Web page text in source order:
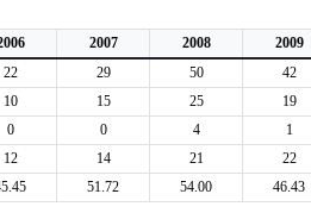
2007 2008 2009
22 29 50 42
10 15 25 19
0 0 4 1
12 14 21 22
51.72 54.00 46.43